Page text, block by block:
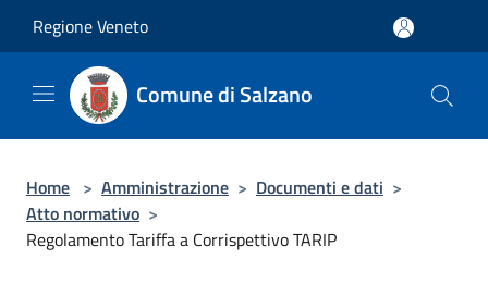
Regione Veneto
Comune di Salzano
Home > Amministrazione > Documenti e dati >
Atto normativo >
Regolamento Tariffa a Corrispettivo TARIP